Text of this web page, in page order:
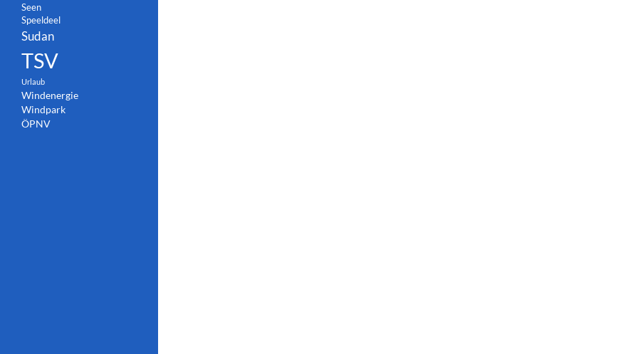
Seen
Speeldeel
Sudan
TSV
Urlaub
Windenergie
Windpark
ÖPNV